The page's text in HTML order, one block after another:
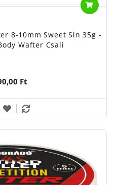
8-10mm Sweet Sin 35g -
Wafter Csali
Ft